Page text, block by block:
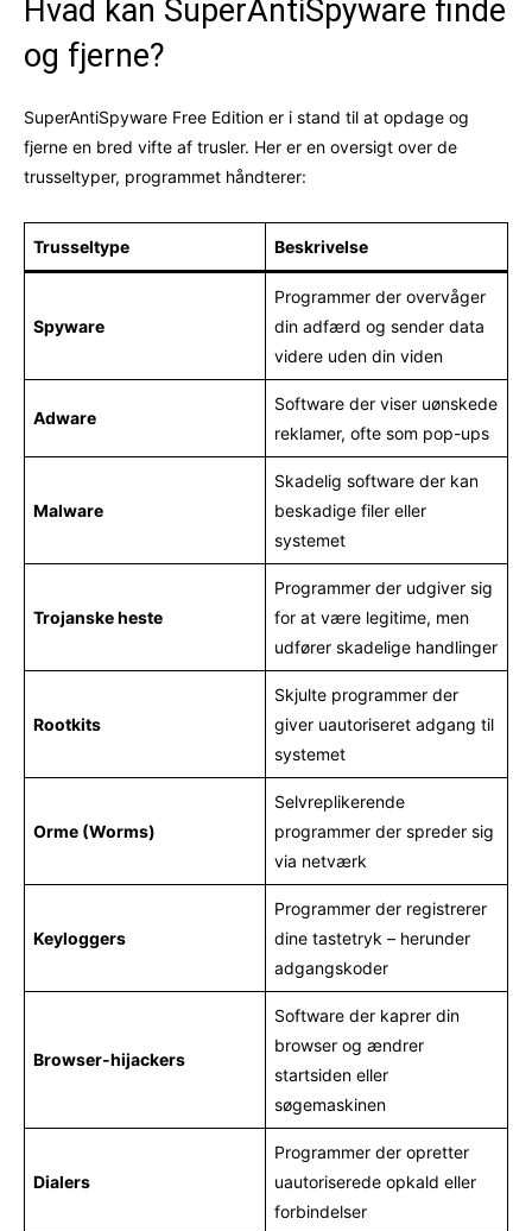
Hvad kan SuperAntiSpyware finde
og fjerne?
SuperAntiSpyware Free Edition er i stand til at opdage og
fjerne en bred vifte af trusler. Her er en oversigt over de
trusseltyper, programmet håndterer:
Trusseltype Beskrivelse
Spyware
Programmer der overvåger
din adfærd og sender data
videre uden din viden
Adware
Software der viser uønskede
reklamer, ofte som pop-ups
Malware
Skadelig software der kan
beskadige filer eller
systemet
Trojanske heste
Programmer der udgiver sig
for at være legitime, men
udfører skadelige handlinger
Rootkits
Skjulte programmer der
giver uautoriseret adgang til
systemet
Orme (Worms)
Selvreplikerende
programmer der spreder sig
via netværk
Keyloggers
Programmer der registrerer
dine tastetryk – herunder
adgangskoder
Browser-hijackers
Software der kaprer din
browser og ændrer
startsiden eller
søgemaskinen
Dialers
Programmer der opretter
uautoriserede opkald eller
forbindelser